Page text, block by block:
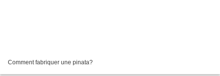
Comment fabriquer une pinata?